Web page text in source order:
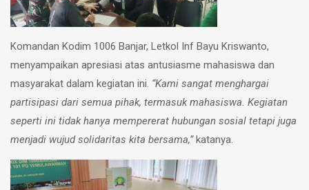
Komandan Kodim 1006 Banjar, Letkol Inf Bayu Kriswanto,
menyampaikan apresiasi atas antusiasme mahasiswa dan
masyarakat dalam kegiatan ini. “Kami sangat menghargai
partisipasi dari semua pihak, termasuk mahasiswa. Kegiatan
seperti ini tidak hanya mempererat hubungan sosial tetapi juga
menjadi wujud solidaritas kita bersama,”katanya.